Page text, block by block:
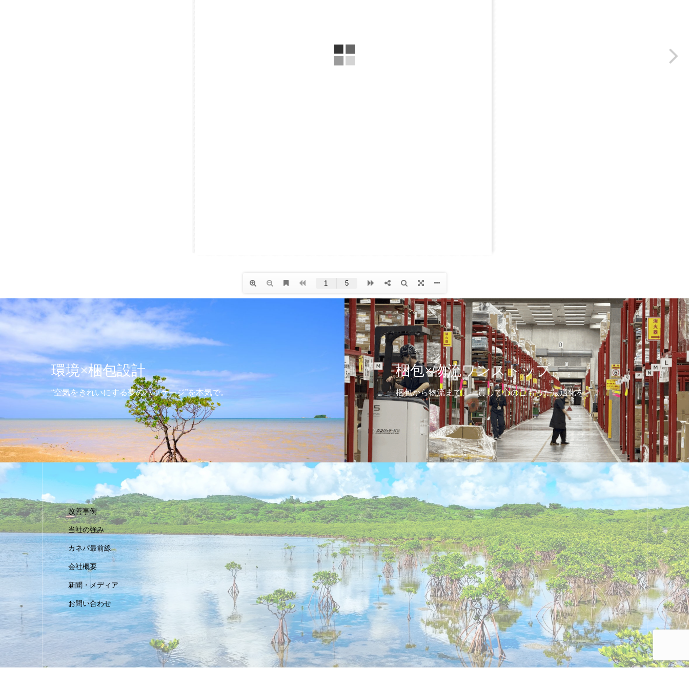
物流×もっと人に優しく
物流センター運営もおまかせください
設計×各種試験
「設計×試験」で実現する信頼のパッケージ
改善事例
当社の強み
カネパ最前線
会社概要
新聞・メディア
お問い合わせ